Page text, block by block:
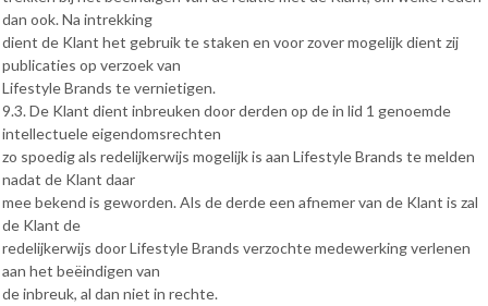
dan ook. Na intrekking
dient de Klant het gebruik te staken en voor zover mogelijk dient zij
publicaties op verzoek van
Lifestyle Brands te vernietigen.
9.3. De Klant dient inbreuken door derden op de in lid 1 genoemde
intellectuele eigendomsrechten
zo spoedig als redelijkerwijs mogelijk is aan Lifestyle Brands te melden
nadat de Klant daar
mee bekend is geworden. Als de derde een afnemer van de Klant is zal
de Klant de
redelijkerwijs door Lifestyle Brands verzochte medewerking verlenen
aan het beëindigen van
de inbreuk, al dan niet in rechte.